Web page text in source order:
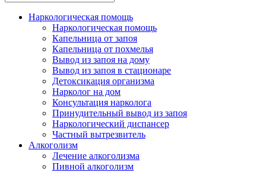
Наркологическая помощь
Наркологическая помощь
Капельница от запоя
Капельница от похмелья
Вывод из запоя на дому
Вывод из запоя в стационаре
Детоксикация организма
Нарколог на дом
Консультация нарколога
Принудительный вывод из запоя
Наркологический диспансер
Частный вытрезвитель
Алкоголизм
Лечение алкоголизма
Пивной алкоголизм